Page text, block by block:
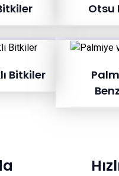
Otsu
Bitkiler